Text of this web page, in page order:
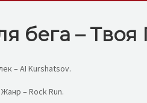
бега –
– AI Kurshatsov.
– Rock Run.